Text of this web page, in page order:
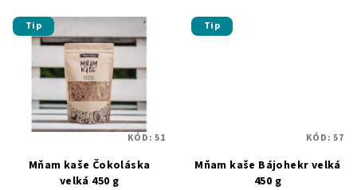
Tip
Mňam kaše Čokoláska
velká 450 g
KÓD:51
Tip
Mňam kaše Bájohekr velká
450 g
KÓD:57